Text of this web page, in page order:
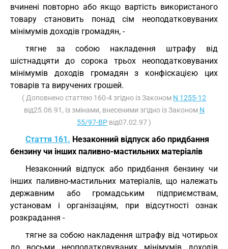
вчинені повторно або якщо вартість використаного
товару становить понад сім неоподатковуваних
мінімумів доходів громадян, -
тягне за собою накладення штрафу від
шістнадцяти до сорока трьох неоподатковуваних
мінімумів доходів громадян з конфіскацією цих
товарів та виручених грошей.
( Доповнено статтею 160-4 згідно із Законом N 1255-12
від25.06.91, із змінами, внесеними згідно із Законом N
55/97-ВР від07.02.97 )
Стаття 161. Незаконний відпуск або придбання
бензину чи інших паливно-мастильних матеріалів
Незаконний відпуск або придбання бензину чи
інших паливно-мастильних матеріалів, що належать
державним або громадським підприємствам,
установам і організаціям, при відсутності ознак
розкрадання -
тягне за собою накладення штрафу від чотирьох